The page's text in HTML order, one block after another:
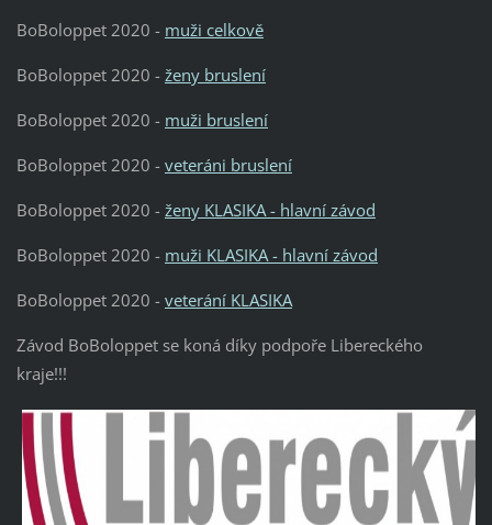
BoBoloppet 2020 - muži celkově
BoBoloppet 2020 - ženy bruslení
BoBoloppet 2020 - muži bruslení
BoBoloppet 2020 - veteráni bruslení
BoBoloppet 2020 - ženy KLASIKA - hlavní závod
BoBoloppet 2020 - muži KLASIKA - hlavní závod
BoBoloppet 2020 - veterání KLASIKA
Závod BoBoloppet se koná díky podpoře Libereckého
kraje!!!